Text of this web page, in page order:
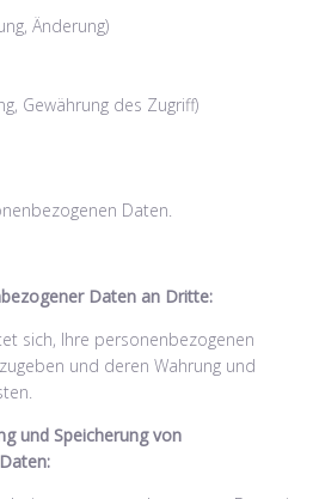
Änderung)
Gewährung des Zugriff)
Daten.
Daten an Dritte:
sich, Ihre personenbezogenen
und deren Wahrung und
und Speicherung von